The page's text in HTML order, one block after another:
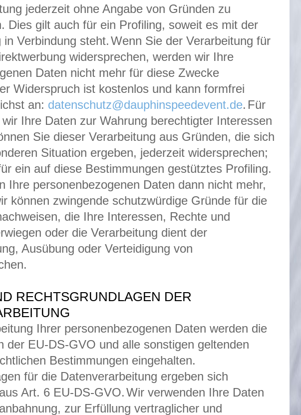
jederzeit ohne Angabe von Gründen zu
Dies gilt auch für ein Profiling, soweit es mit der
in Verbindung steht.Wenn Sie der Verarbeitung für
widersprechen, werden wir Ihre
Daten nicht mehr für diese Zwecke
Widerspruch ist kostenlos und kann formfrei
an: datenschutz@dauphinspeedevent.de. Für
Ihre Daten zur Wahrung berechtigter Interessen
Sie dieser Verarbeitung aus Gründen, die sich
Situation ergeben, jederzeit widersprechen;
ein auf diese Bestimmungen gestütztes Profiling.
Ihre personenbezogenen Daten dann nicht mehr,
können zwingende schutzwürdige Gründe für die
die Ihre Interessen, Rechte und
oder die Verarbeitung dient der
Ausübung oder Verteidigung von
RECHTSGRUNDLAGEN DER
Ihrer personenbezogenen Daten werden die
der EU-DS-GVO und alle sonstigen geltenden
Bestimmungen eingehalten.
für die Datenverarbeitung ergeben sich
Art. 6 EU-DS-GVO.Wir verwenden Ihre Daten
zur Erfüllung vertraglicher und